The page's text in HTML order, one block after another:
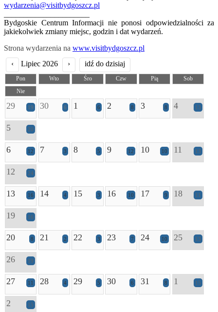
wydarzenia@visitbydgoszcz.pl
Bydgoskie Centrum Informacji nie ponosi odpowiedzialności za
jakiekolwiek zmiany miejsc, godzin i dat wydarzeń.
Strona wydarzenia na www.visitbydgoszcz.pl
‹
Lipiec 2026 › idź do dzisiaj
Pon Wto Śro Czw Pią
Sob
Nie
29 19 30 6 1 6 2 8 3 8 4 13
5 20
6 12 7 3 8 5 9 12 10 10 11 13
12 24
13 16 14 4 15 3 16 10 17 9 18 11
19 16
20 8 21 2 22 3 23 7 24 10 25 13
26 19
27 11 28 4 29 5 30 6 31 8 1 15
2 15